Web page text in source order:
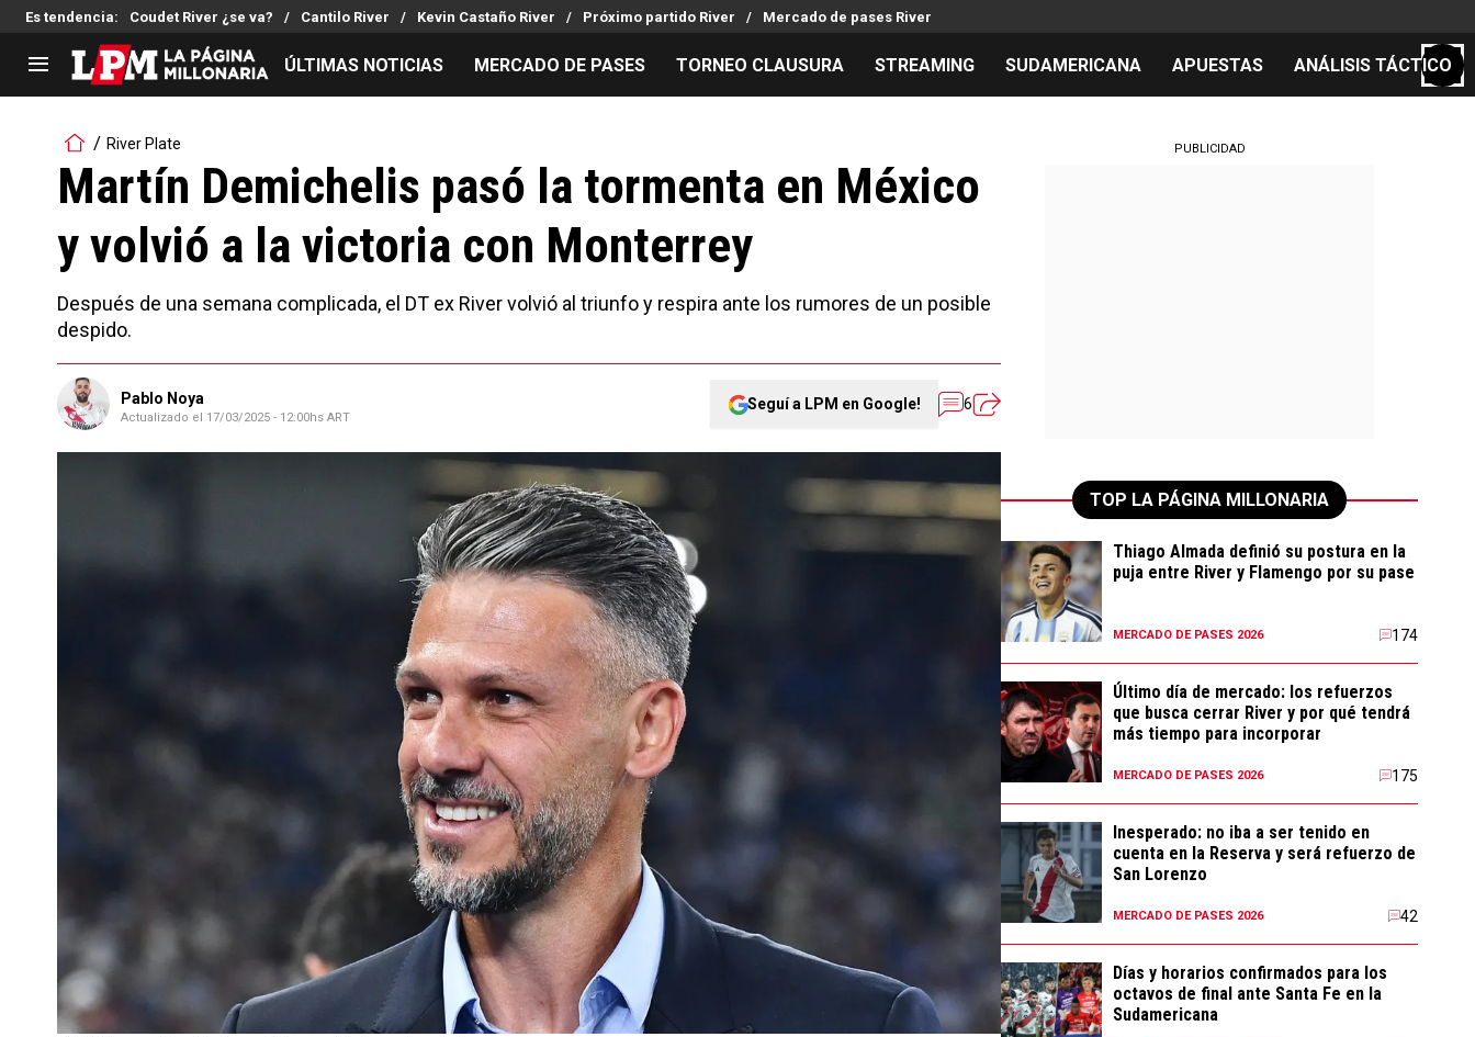
Es tendencia: Coudet River ¿se va? Cantilo River Kevin Castaño River Próximo partido River Mercado de pases River
LIGA PROFESIONAL
Noticias
Tabla de posiciones
Reserva
Copa Sudamericana
Copa Argentina
Selección Argentina
Mercado de Pases
Análisis tácticos
Juanfer Quintero
Chacho Coudet
Streaming
Entradas
Los goles de River
Noticias
Guías
ÚLTIMAS NOTICIAS MERCADO DE PASES TORNEO CLAUSURA STREAMING SUDAMERICANA APUESTAS ANÁLISIS TÁCTICO
River Plate
Martín Demichelis pasó la tormenta en México
y volvió a la victoria con Monterrey
Después de una semana complicada, el DT ex River volvió al triunfo y respira ante los rumores de un posible
despido.
Pablo Noya
Actualizado el 17/03/2025 - 12:00hs ART
Seguí a LPM en Google! 6
PUBLICIDAD
TOP LA PÁGINA MILLONARIA
Thiago Almada definió su postura en la
puja entre River y Flamengo por su pase
MERCADO DE PASES 2026 174
Último día de mercado: los refuerzos
que busca cerrar River y por qué tendrá
más tiempo para incorporar
MERCADO DE PASES 2026 175
Inesperado: no iba a ser tenido en
cuenta en la Reserva y será refuerzo de
San Lorenzo
MERCADO DE PASES 2026 42
Días y horarios confirmados para los
octavos de final ante Santa Fe en la
Sudamericana